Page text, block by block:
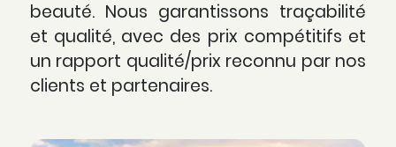
beauté. Nous garantissons traçabilité
et qualité, avec des prix compétitifs et
un rapport qualité/prix reconnu par nos
clients et partenaires.